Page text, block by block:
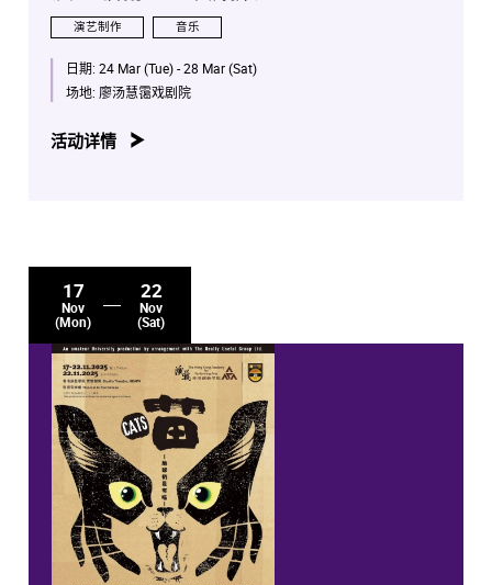
演艺制作 音乐
日期: 24 Mar (Tue) - 28 Mar (Sat)
场地: 廖汤慧霭戏剧院
活动详情
17
Nov
(Mon)
22
Nov
(Sat)